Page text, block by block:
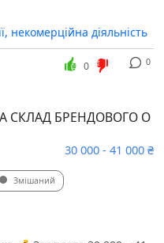
некомерційна діяльність
0
0
СКЛАД БРЕНДОВОГО О
30 000 - 41 000 ₴
Змішаний